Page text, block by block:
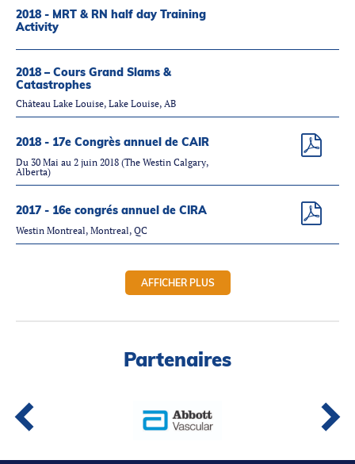
2018 - MRT & RN half day Training
Activity
2018 – Cours Grand Slams &
Catastrophes
Château Lake Louise, Lake Louise, AB
2018 - 17e Congrès annuel de CAIR
Du 30 Mai au 2 juin 2018 (The Westin Calgary,
Alberta)
2017 - 16e congrés annuel de CIRA
Westin Montreal, Montreal, QC
AFFICHER PLUS
Partenaires